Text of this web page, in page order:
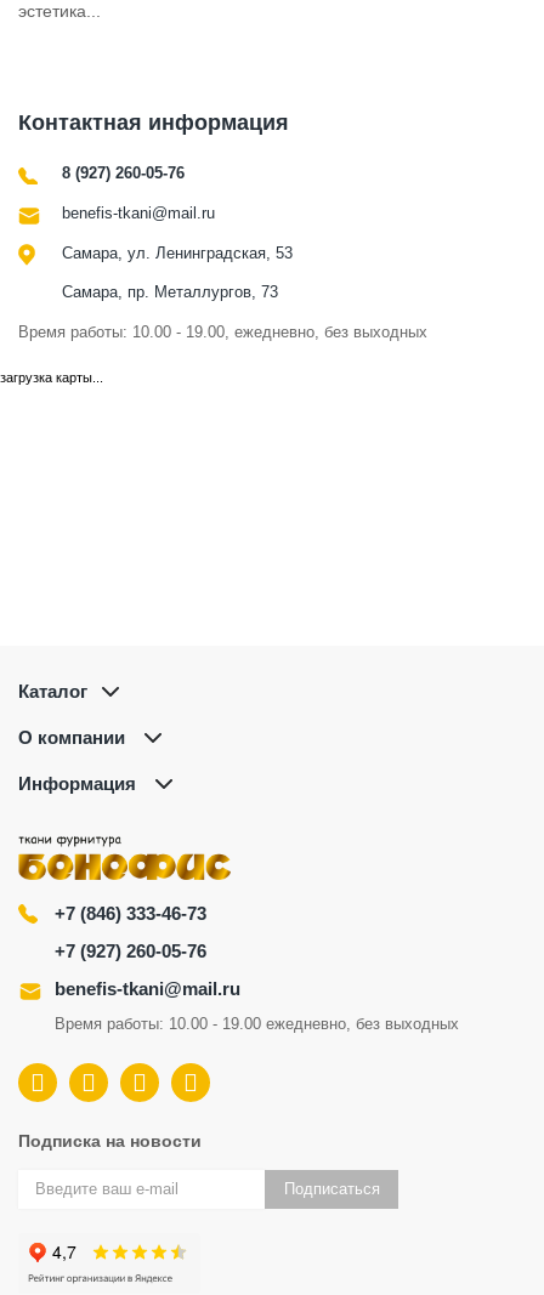
эстетика...
Контактная информация
8 (927) 260-05-76
benefis-tkani@mail.ru
Самара, ул. Ленинградская, 53
Самара, пр. Металлургов, 73
Время работы: 10.00 - 19.00, ежедневно, без выходных
загрузка карты...
Каталог
О компании
Информация
+7 (846) 333-46-73
+7 (927) 260-05-76
benefis-tkani@mail.ru
Время работы: 10.00 - 19.00 ежедневно, без выходных
Подписка на новости
Подписаться